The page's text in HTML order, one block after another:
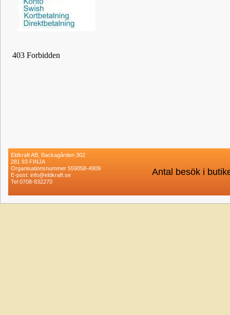
Eldkraft AB, Backagården 302
281 93 FINJA
Organisationsnummer 559058-4909
E-post: info@eldkraft.se
Tel 0708-832270
Antal besök i